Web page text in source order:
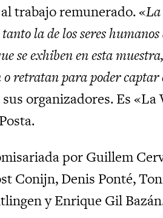
trabajo remunerado. «
la de los seres
se exhiben en esta
retratan para poder
organizadores. Es
por Guillem
Conijn, Denis Ponté,
y Enrique Gil